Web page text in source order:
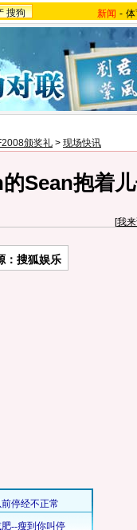
搜狗 新闻 -
颁奖礼 > 现场快讯
Sean抱着
[我
：搜狐娱乐